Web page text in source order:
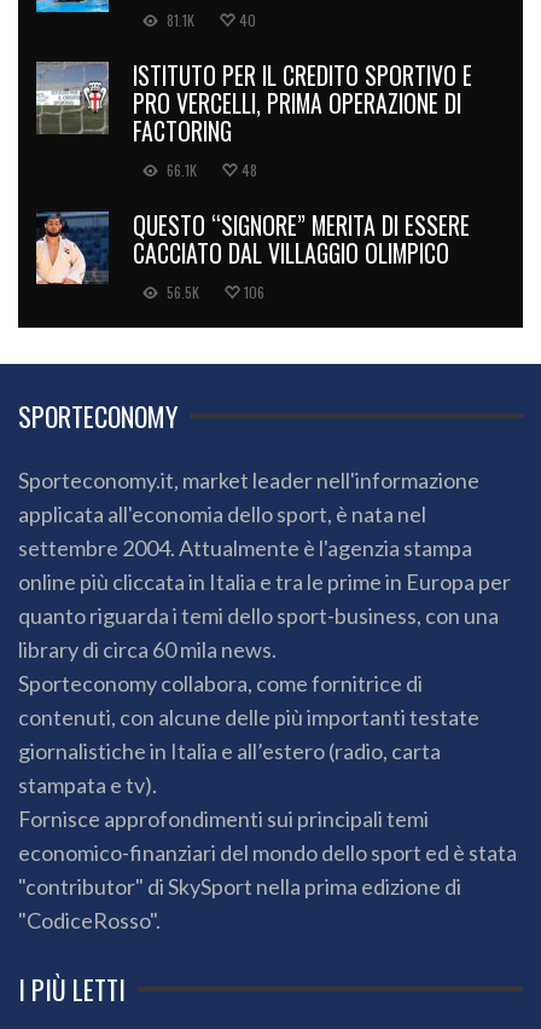
81.1K 40
ISTITUTO PER IL CREDITO SPORTIVO E
PRO VERCELLI, PRIMA OPERAZIONE DI
FACTORING
66.1K 48
QUESTO “SIGNORE” MERITA DI ESSERE
CACCIATO DAL VILLAGGIO OLIMPICO
56.5K 106
SPORTECONOMY
Sporteconomy.it, market leader nell'informazione
applicata all'economia dello sport, è nata nel
settembre 2004. Attualmente è l'agenzia stampa
online più cliccata in Italia e tra le prime in Europa per
quanto riguarda i temi dello sport-business, con una
library di circa 60 mila news.
Sporteconomy collabora, come fornitrice di
contenuti, con alcune delle più importanti testate
giornalistiche in Italia e all’estero (radio, carta
stampata e tv).
Fornisce approfondimenti sui principali temi
economico-finanziari del mondo dello sport ed è stata
"contributor" di SkySport nella prima edizione di
"CodiceRosso".
I PIÙ LETTI